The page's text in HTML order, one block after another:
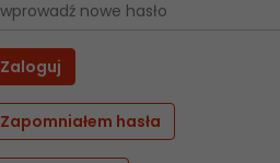
Zapomniałem hasła